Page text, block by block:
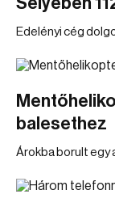
Edelényi cég
balesethez
Árokba borult egy